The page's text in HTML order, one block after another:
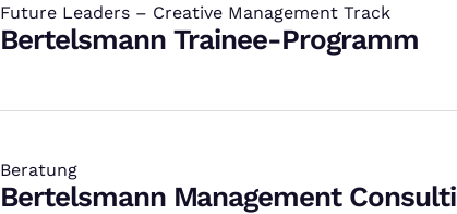
Future Leaders – Creative Management Track
:
Bertelsmann Trainee-Programm
Beratung
:
Bertelsmann Management